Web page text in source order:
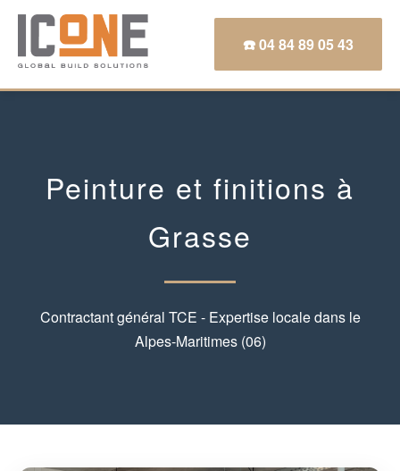
☎️ 04 84 89 05 43
Peinture et finitions à
Grasse
Contractant général TCE - Expertise locale dans le
Alpes-Maritimes (06)